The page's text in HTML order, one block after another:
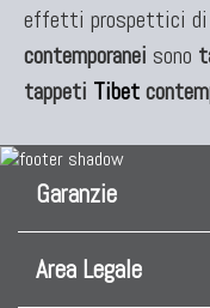
effetti prospettici di
contemporanei sono
tappeti Tibet
Garanzie
Area Legale